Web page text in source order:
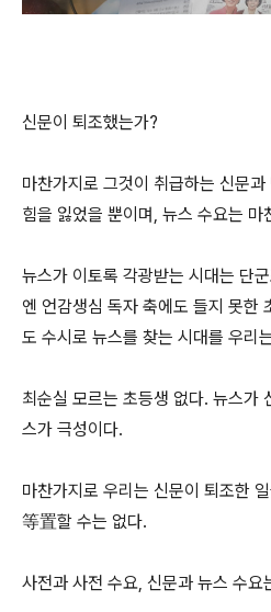
신문이 퇴조했는가?
마찬가지로 그것이 취급하는 신문
힘을 잃었을 뿐이며, 뉴스 수요는 마
뉴스가 이토록 각광받는 시대는 단
엔 언감생심 독자 축에도 들지 못한
도 수시로 뉴스를 찾는 시대를 우리
최순실 모르는 초등생 없다. 뉴스가
스가 극성이다.
마찬가지로 우리는 신문이 퇴조한
等置할 수는 없다.
사전과 사전 수요, 신문과 뉴스 수요